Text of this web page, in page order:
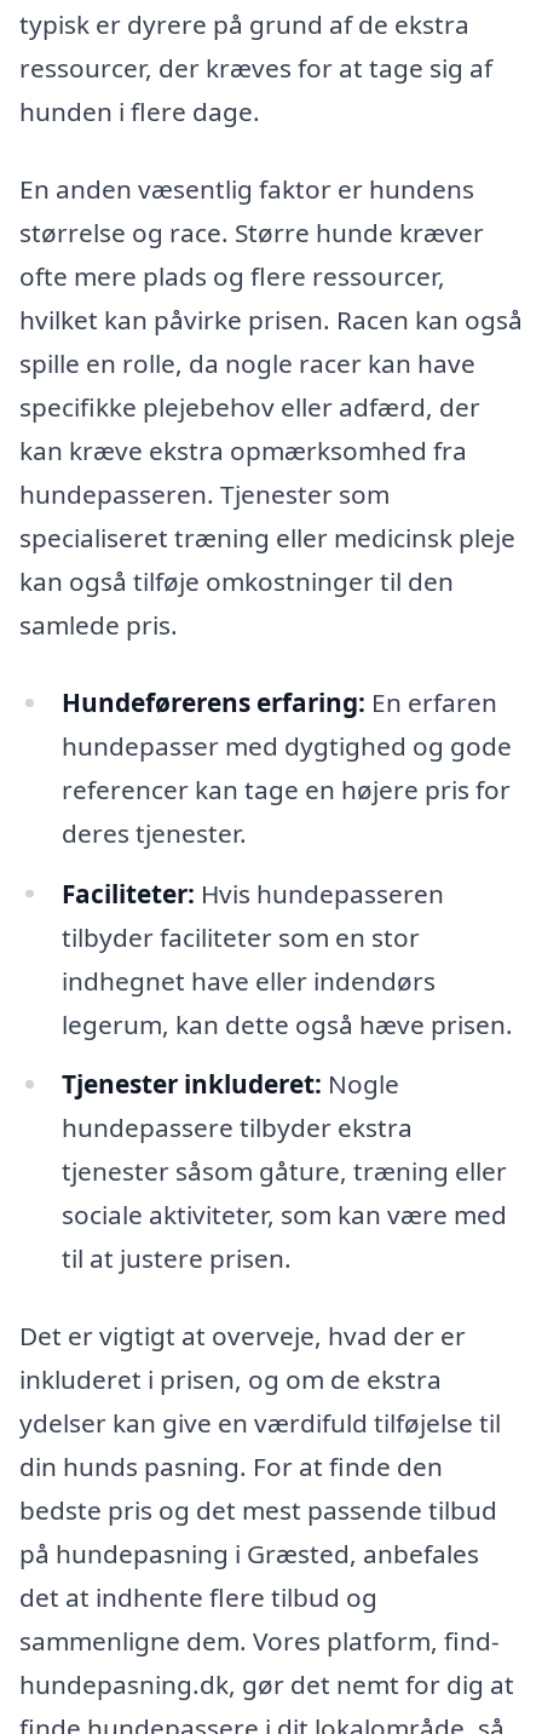
typisk er dyrere på grund af de ekstra
ressourcer, der kræves for at tage sig af
hunden i flere dage.
En anden væsentlig faktor er hundens
størrelse og race. Større hunde kræver
ofte mere plads og flere ressourcer,
hvilket kan påvirke prisen. Racen kan også
spille en rolle, da nogle racer kan have
specifikke plejebehov eller adfærd, der
kan kræve ekstra opmærksomhed fra
hundepasseren. Tjenester som
specialiseret træning eller medicinsk pleje
kan også tilføje omkostninger til den
samlede pris.
Hundeførerens erfaring: En erfaren
hundepasser med dygtighed og gode
referencer kan tage en højere pris for
deres tjenester.
Faciliteter: Hvis hundepasseren
tilbyder faciliteter som en stor
indhegnet have eller indendørs
legerum, kan dette også hæve prisen.
Tjenester inkluderet: Nogle
hundepassere tilbyder ekstra
tjenester såsom gåture, træning eller
sociale aktiviteter, som kan være med
til at justere prisen.
Det er vigtigt at overveje, hvad der er
inkluderet i prisen, og om de ekstra
ydelser kan give en værdifuld tilføjelse til
din hunds pasning. For at finde den
bedste pris og det mest passende tilbud
på hundepasning i Græsted, anbefales
det at indhente flere tilbud og
sammenligne dem. Vores platform, find-
hundepasning.dk, gør det nemt for dig at